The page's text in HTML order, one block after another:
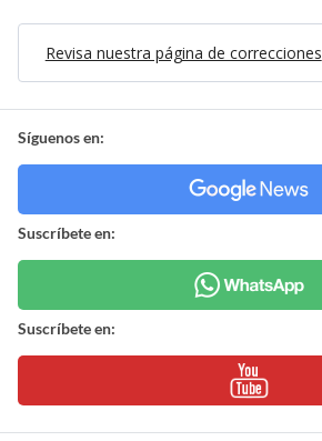
Revisa nuestra página de correcciones
Síguenos en:
Suscríbete en:
Suscríbete en: